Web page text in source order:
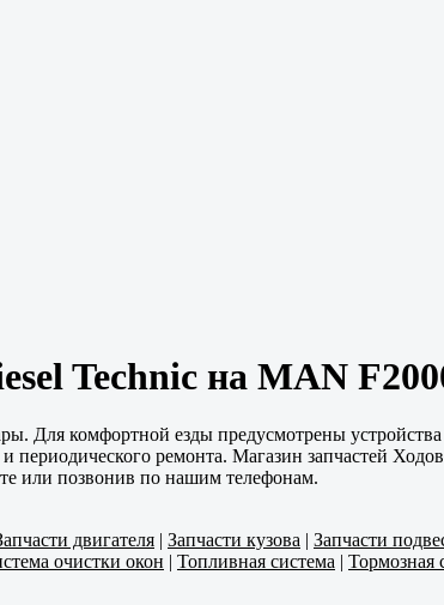
Technic на MAN
Для комфортной езды предусмотрены
ремонта. Магазин запчастей
или позвонив по нашим телефонам.
двигателя | Запчасти кузова | Запчасти
очистки окон | Топливная система | Тормозная